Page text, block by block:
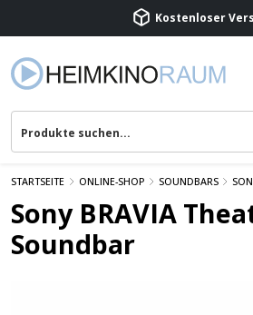
Beratung &
STARTSEITE ONLINE-SHOP SOUNDBARS
Sony BRAVIA
Soundbar